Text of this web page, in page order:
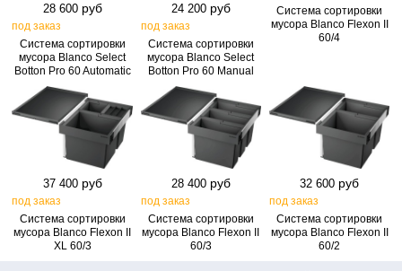
28 600 руб
под заказ
Система сортировки
мусора Blanco Select
Botton Pro 60 Automatic
24 200 руб
под заказ
Система сортировки
мусора Blanco Select
Botton Pro 60 Manual
Система сортировки
мусора Blanco Flexon II
60/4
37 400 руб
под заказ
Система сортировки
мусора Blanco Flexon II
XL 60/3
28 400 руб
под заказ
Система сортировки
мусора Blanco Flexon II
60/3
32 600 руб
под заказ
Система сортировки
мусора Blanco Flexon II
60/2